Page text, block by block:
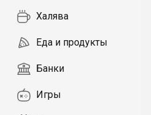
Халява
Еда и продукты
Банки
Игры